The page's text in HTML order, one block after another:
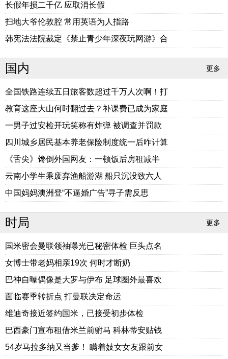
长假年损二千亿 应取消长假
扫地大爷伦敦腔 常用英语为人指路
韩宪法法院裁定《禁止青少年深夜玩网游》合
国内 更多
全国铁路连续五日旅客数超过千万人次啊！打
教育这座大山何时翻过去？补课费已成为家庭
一男子过安检开玩笑称有炸弹 被调查并罚款
四川城乡居民基本养老保险制度统一后咋计算
《舌尖》馋倒外国网友：一顿饭后房租减半
云南小学生乘废弃渔船游湖 船只沉没致六人
中国妈妈澳洲登“不逼婚广告”寻子需反思
时局 更多
国米密会曼联领袖曝光已秘密体检 巨头点名
女博士带老妈相亲19次 何时才断奶
巴神自曝偶像是大罗与伊布 足球圈外最喜欢
面临赛季转折点 打曼联决定命运
维迪奇接近签约国米，已接受初步体检
巴西豪门宣布租借米兰前驸马 科林蒂安贴钱
54岁马拉多纳又当爹！ 瞒着妓女女友跟前女